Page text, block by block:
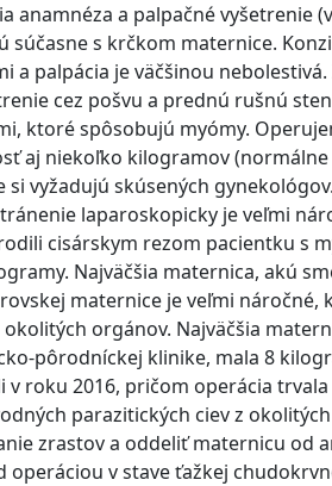
anamnéza a palpačné vyšetrenie
súčasne s krčkom maternice.
a palpácia je väčšinou
cez pošvu a prednú rušnú
ktoré spôsobujú myómy.
aj niekoľko kilogramov
vyžadujú skúsených
laparoskopicky je veľmi
cisárskym rezom pacientku s
Najväčšia maternica, akú
maternice je veľmi náročné,
orgánov. Najväčšia
pôrodníckej klinike, mala 8
roku 2016, pričom operácia
parazitických ciev z
zrastov a oddeliť maternicu od
operáciou v stave ťažkej